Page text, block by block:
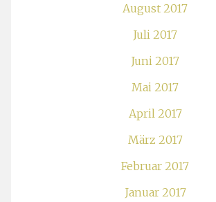
August 2017
Juli 2017
Juni 2017
Mai 2017
April 2017
März 2017
Februar 2017
Januar 2017